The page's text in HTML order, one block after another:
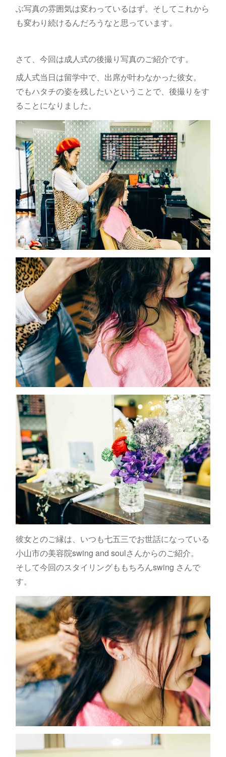
ぶ写真の雰囲気は変わっているはず。そしてこれから
も変わり続けるんだろうなと思っています。
さて、今回は成人式の後撮り写真のご紹介です。
成人式当日は留学中で、出席が叶わなかった彼女。
でもハタチの姿を残したいということで、後撮りをす
ることになりました。
彼女とのご縁は、いつも七五三でお世話になっている
小山市の美容院swing and soulさんからのご紹介。
そして今回のスタイリングももちろんswing さんで
す。